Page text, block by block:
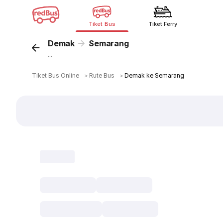
Tiket Bus Tiket Ferry
Demak Semarang
...
Tiket Bus Online ＞ Rute Bus ＞Demak ke Semarang